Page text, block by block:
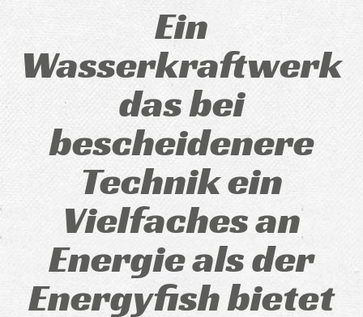
Ein
Wasserkraftwerk
das bei
bescheidenere
Technik ein
Vielfaches an
Energie als der
Energyfish bietet